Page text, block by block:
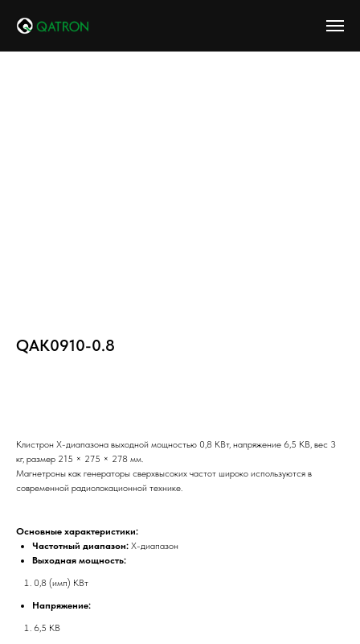
QAK0910-0.8
Клистрон X-диапазона выходной мощностью 0,8 КВт, напряжение 6,5 КВ, вес 3
кг, размер 215 × 275 × 278 мм.
Магнетроны как генераторы сверхвысоких частот широко используются в
современной радиолокационной технике.
Основные характеристики:
Частотный диапазон: X-диапазон
Выходная мощность:
0,8 (имп) КВт
Напряжение:
6,5 КВ